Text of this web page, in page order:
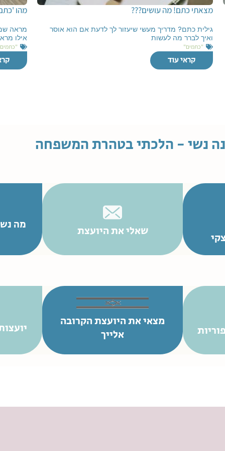
מצאתי כתם! מה עושים???
גילית כתם? מדריך מעשי שיעזור לך לדעת אם הוא אוסר
ואיך לברר מה לעשות
"כתמים"
קראי עוד
מהו
מראה
אילו
נשי - הלכתי בטהרת המשפחה
שאלי את היועצת מה
מצאי את היועצת הקרובה
אלייך